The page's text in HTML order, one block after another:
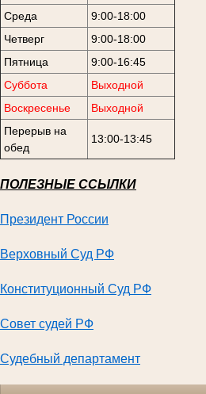
Среда
9:00-18:00
Четверг
9:00-18:00
Пятница
9:00-16:45
Суббота
Выходной
Воскресенье
Выходной
Перерыв на
обед
13:00-13:45
ПОЛЕЗНЫЕ ССЫЛКИ
Президент России
Верховный Суд РФ
Конституционный Суд РФ
Совет судей РФ
Судебный департамент